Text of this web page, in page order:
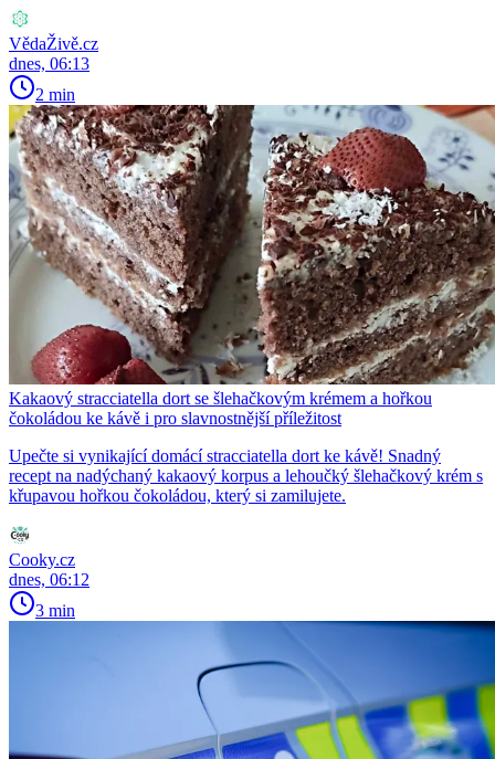
VědaŽivě.cz
dnes, 06:13
2 min
Kakaový stracciatella dort se šlehačkovým krémem a hořkou
čokoládou ke kávě i pro slavnostnější příležitost
Upečte si vynikající domácí stracciatella dort ke kávě! Snadný
recept na nadýchaný kakaový korpus a lehoučký šlehačkový krém s
křupavou hořkou čokoládou, který si zamilujete.
Cooky.cz
dnes, 06:12
3 min